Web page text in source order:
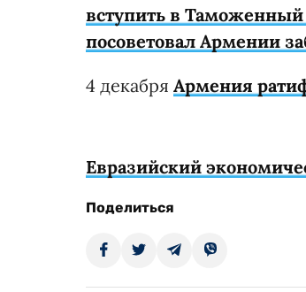
вступить в
посоветовал Армении
4 декабря Армения
Евразийский
Поделиться